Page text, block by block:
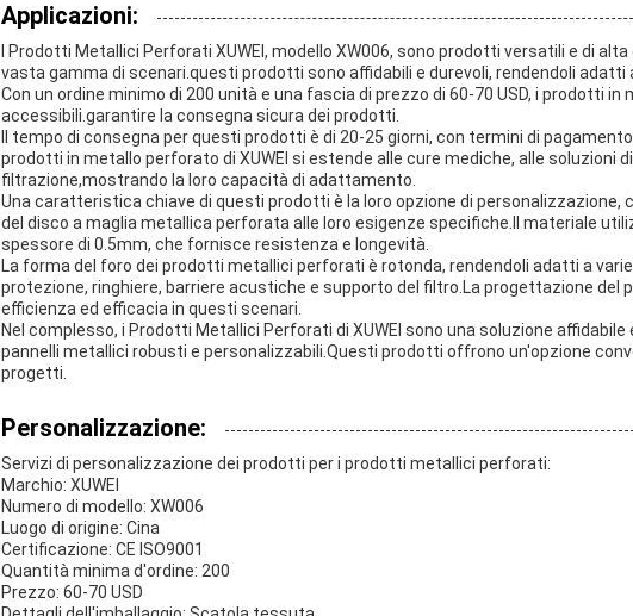
Applicazioni:
I Prodotti Metallici Perforati XUWEI, modello XW006, sono prodotti versatili e di
vasta gamma di scenari.questi prodotti sono affidabili e durevoli, rendendoli adatti
Con un ordine minimo di 200 unità e una fascia di prezzo di 60-70 USD, i prodotti
accessibili.garantire la consegna sicura dei prodotti.
Il tempo di consegna per questi prodotti è di 20-25 giorni, con termini di
prodotti in metallo perforato di XUWEI si estende alle cure mediche, alle soluzioni
filtrazione,mostrando la loro capacità di adattamento.
Una caratteristica chiave di questi prodotti è la loro opzione di personalizzazione,
del disco a maglia metallica perforata alle loro esigenze specifiche.Il materiale
spessore di 0.5mm, che fornisce resistenza e longevità.
La forma del foro dei prodotti metallici perforati è rotonda, rendendoli adatti a
protezione, ringhiere, barriere acustiche e supporto del filtro.La progettazione del
efficienza ed efficacia in questi scenari.
Nel complesso, i Prodotti Metallici Perforati di XUWEI sono una soluzione
pannelli metallici robusti e personalizzabili.Questi prodotti offrono un'opzione
progetti.
Personalizzazione:
Servizi di personalizzazione dei prodotti per i prodotti metallici perforati:
Marchio: XUWEI
Numero di modello: XW006
Luogo di origine: Cina
Certificazione: CE ISO9001
Quantità minima d'ordine: 200
Prezzo: 60-70 USD